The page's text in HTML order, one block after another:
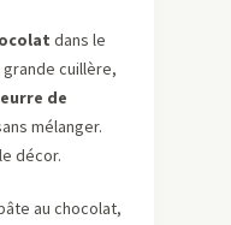
dans le
grande cuillère,
de
mélanger.
décor.
au chocolat,